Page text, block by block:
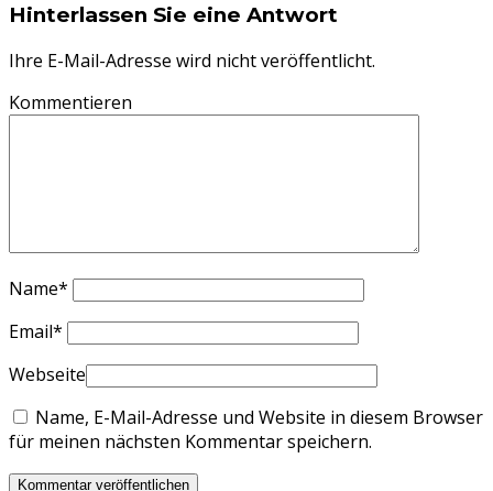
Hinterlassen Sie eine Antwort
Ihre E-Mail-Adresse wird nicht veröffentlicht.
Kommentieren
Name*
Email*
Webseite
Name, E-Mail-Adresse und Website in diesem Browser
für meinen nächsten Kommentar speichern.